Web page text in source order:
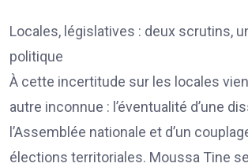
Locales, législatives : deux scrutins,
politique
À cette incertitude sur les locales
autre inconnue : l’éventualité d’une
l’Assemblée nationale et d’un
élections territoriales. Moussa Tine